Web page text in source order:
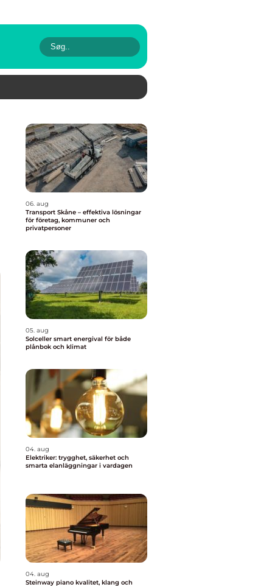
06. aug
Transport Skåne – effektiva lösningar
för företag, kommuner och
privatpersoner
05. aug
Solceller smart energival för både
plånbok och klimat
04. aug
Elektriker: trygghet, säkerhet och
smarta elanläggningar i vardagen
04. aug
Steinway piano kvalitet, klang och